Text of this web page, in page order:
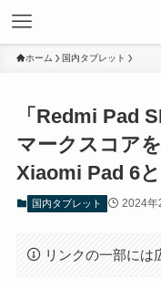
ホーム 国内タブレット
「Redmi Pad
マークスコア
Xiaomi Pad 6と
国内タブレット 2024年
リンクの一部には